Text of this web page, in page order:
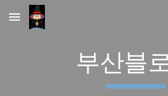
Skip to main content
부산블